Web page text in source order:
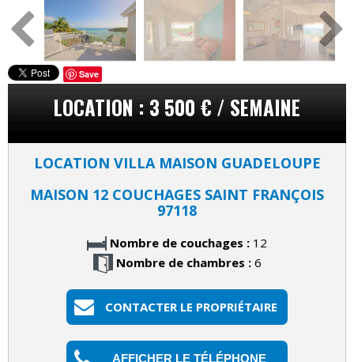
Save
LOCATION : 3 500 € / SEMAINE
LOCATION VILLA MAISON GUADELOUPE
MAISON 12 COUCHAGES SAINT FRANÇOIS
97118
Nombre de couchages : 12
Nombre de chambres :6
CONTACTER LE PROPRIÉTAIRE
AFFICHER LE TÉLÉPHONE